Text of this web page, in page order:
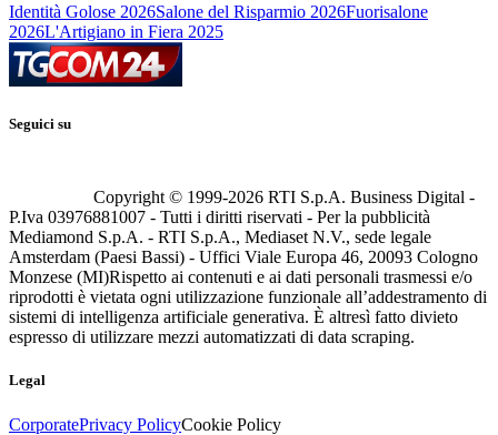
Identità Golose 2026Salone del Risparmio 2026Fuorisalone
2026L'Artigiano in Fiera 2025
Seguici su
Copyright © 1999-2026 RTI S.p.A. Business Digital -
P.Iva 03976881007 - Tutti i diritti riservati - Per la pubblicità
Mediamond S.p.A. - RTI S.p.A., Mediaset N.V., sede legale
Amsterdam (Paesi Bassi) - Uffici Viale Europa 46, 20093 Cologno
Monzese (MI)Rispetto ai contenuti e ai dati personali trasmessi e/o
riprodotti è vietata ogni utilizzazione funzionale all’addestramento di
sistemi di intelligenza artificiale generativa. È altresì fatto divieto
espresso di utilizzare mezzi automatizzati di data scraping.
Legal
CorporatePrivacy PolicyCookie Policy